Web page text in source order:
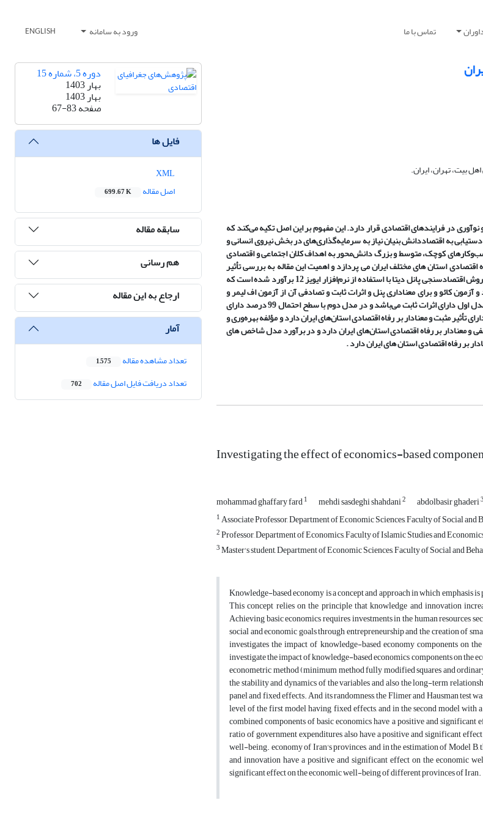
تماس با ما ورود به سامانه ENGLISH
بیت، تهران، ایران.
در فرایندهای اقتصادی قرار دارد. این مفهوم بر این اصل تکیه می‌کند که
به اقتصاددانش بنیان نیاز به سرمایه‌گذاری‌های در بخش نیروی انسانی و
کوچک، متوسط و بزرگ دانش‌محور به اهداف کلان اجتماعی و اقتصادی
استان های مختلف ایران می پردازد و اهمیت این مقاله به بررسی تأثیر
مولفه‌های اقتصاددانش بنیان بر رفاه اقتصادی استان‌های ایران با رویکرد شاخص ترکیبی بر اساس روش اقتصادسنجی پانل دیتا با استفاده از نرم‌افزار ایویز 12 برآورد شده است که
کائو و برای معناداری پنل و اثرات ثابت و تصادفی آن از آزمون اف لیمر و
هاسمن استفاده شده است که با سطح احتمال 99 درصد پانل بودن آزمون و نیز با سطح 99درصد مدل اول دارای اثرات ثابت می‌باشد و در مدل دوم با سطح احتمال 99 درصد دارای
مثبت و معنادار بر رفاه اقتصادی استان‌های ایران دارد و مؤلفه بهره‌وری و
و معنادار بر رفاه اقتصادی استان‌های ایران دارد و در برآورد مدل شاخص های
بر رفاه اقتصادی استان های ایران دارد .
Investigating the effect of economics-based
mohammad ghaffary fard1 mehdi sasdeghi shahdani2 abdolbasir ghaderi3
1Associate Professor, Department of Economic Sciences, Faculty of Social
2Professor, Department of Economics, Faculty of Islamic Studies and
3Master's student, Department of Economic Sciences, Faculty of Social and
Knowledge-based economy is a concept and approach in which emphasis
This concept relies on the principle that knowledge and innovation
Achieving basic economics requires investments in the human resources
social and economic goals through entrepreneurship and the creation of
investigates the impact of knowledge-based economy components on
investigate the impact of knowledge-based economics components on the
econometric method (minimum method fully modified squares and
the stability and dynamics of the variables and also the long-term
panel and fixed effects. And its randomness, the Flimer and Hausman test
level of the first model having fixed effects, and in the second model
combined components of basic economics have a positive and
ratio of government expenditures also have a positive and significant
well-being. economy of Iran's provinces, and in the estimation of Model
and innovation have a positive and significant effect on the economic
significant effect on the economic well-being of different provinces of Iran.
دوره 5، شماره 15
بهار 1403
بهار 1403
صفحه67-83
فایل ها
اصل مقاله
699.67 K
سابقه مقاله
هم رسانی
ارجاع به این مقاله
آمار
تعداد مشاهده مقاله 1,575
تعداد دریافت فایل اصل مقاله 702